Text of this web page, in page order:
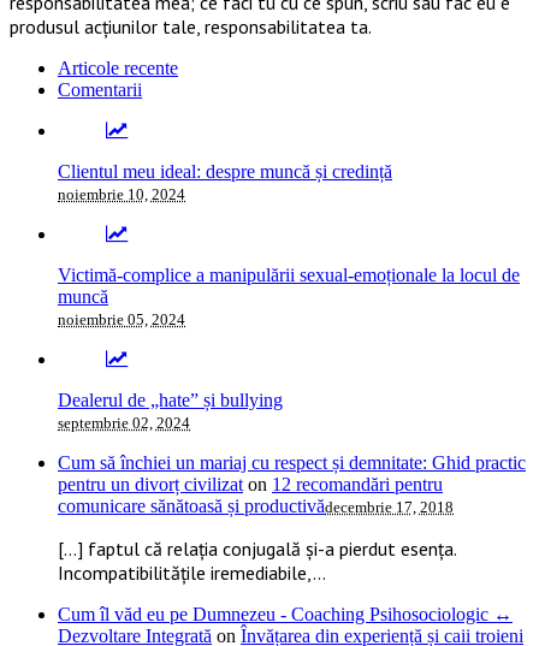
produsul acțiunilor tale, responsabilitatea ta.
Articole recente
Comentarii
Clientul meu ideal: despre muncă și credință
noiembrie 10, 2024
Victimă-complice a manipulării sexual-emoționale la locul de
muncă
noiembrie 05, 2024
Dealerul de „hate” și bullying
septembrie 02, 2024
Cum să închiei un mariaj cu respect și demnitate: Ghid practic
pentru un divorț civilizat on 12 recomandări pentru
comunicare sănătoasă și productivădecembrie 17, 2018
[…] faptul că relația conjugală și-a pierdut esența.
Incompatibilitățile iremediabile,...
Cum îl văd eu pe Dumnezeu - Coaching Psihosociologic ↔
Dezvoltare Integrată on Învățarea din experiență și caii troieni